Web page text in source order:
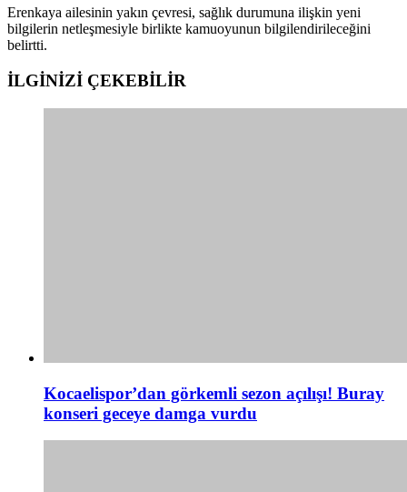
Erenkaya ailesinin yakın çevresi, sağlık durumuna ilişkin yeni
bilgilerin netleşmesiyle birlikte kamuoyunun bilgilendirileceğini
belirtti.
İLGİNİZİ ÇEKEBİLİR
Kocaelispor’dan görkemli sezon açılışı! Buray
konseri geceye damga vurdu